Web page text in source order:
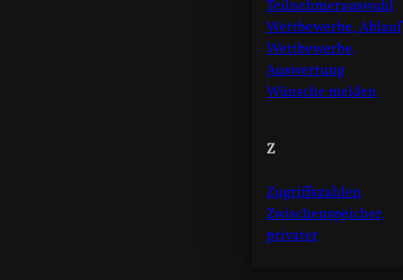
Teilnehmerauswahl
Wettbewerbe, Ablauf
Wettbewerbe,
Auswertung
Wünsche melden
Z
Zugriffszahlen
Zwischenspeicher,
privater